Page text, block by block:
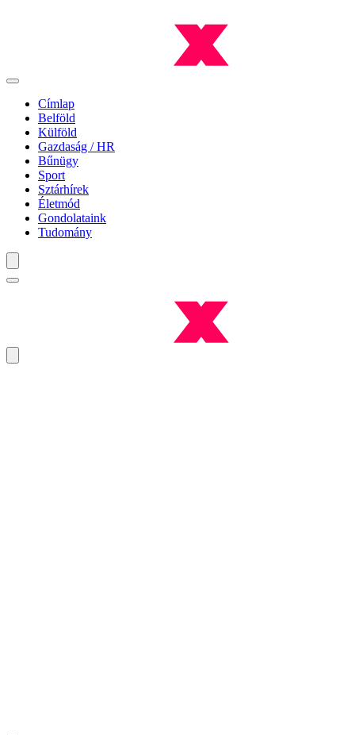
Címlap
Belföld
Külföld
Gazdaság / HR
Bűnügy
Sport
Sztárhírek
Életmód
Gondolataink
Tudomány